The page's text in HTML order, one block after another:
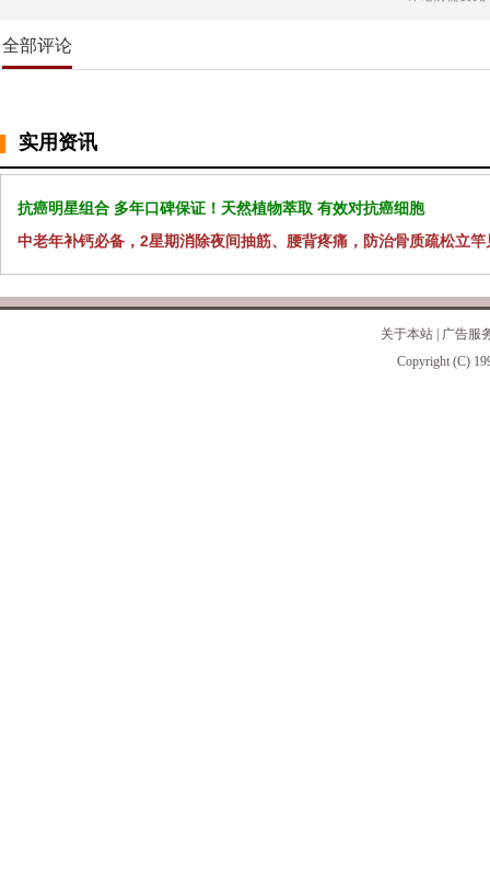
全部评论
实用资讯
抗癌明星组合 多年口碑保证！天然植物萃取 有效对抗癌细胞
中老年补钙必备，2星期消除夜间抽筋、腰背疼痛，防治骨质疏松立竿
关于本站
广告服
Copyright (C)